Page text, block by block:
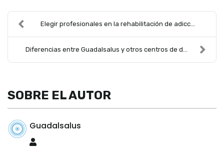
Elegir profesionales en la rehabilitación de adicc...
Diferencias entre Guadalsalus y otros centros de d...
SOBRE EL AUTOR
Guadalsalus